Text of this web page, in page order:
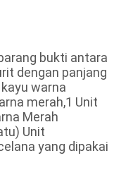
bukti antara
dengan panjang
warna
merah,1 Unit
Merah
Unit
yang dipakai